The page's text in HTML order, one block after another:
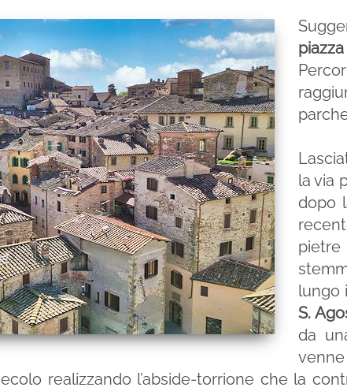
la via
dopo
lungo
S.
da
realizzando l’abside-torrione che la